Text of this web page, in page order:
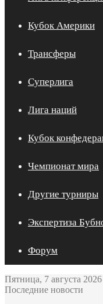
Кубок Америки
Трансферы
Суперлига
Лига наций
Кубок
Чемпионат мира
Другие турниры
Экспертиза
Форум
Пятница, 7 августа 2026
Последние новости